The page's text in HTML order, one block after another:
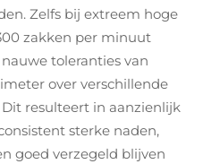
Zelfs bij extreem hoge
zakken per minuut
toleranties van
over verschillende
resulteert in aanzienlijk
sterke naden,
goed verzegeld blijven